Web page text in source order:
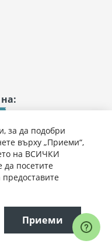
2025 coradi.bg
за да подобри
върху „Приеми“,
на ВСИЧКИ
да посетите
предоставите
Приеми